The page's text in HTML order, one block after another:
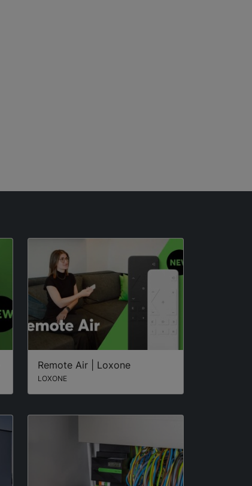
Remote Air | Loxone
LOXONE